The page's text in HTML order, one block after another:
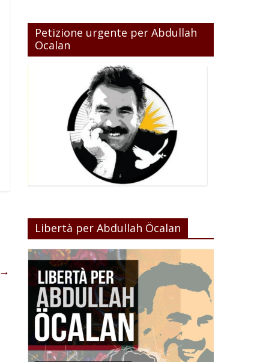
→
Petizione urgente per Abdullah
Ocalan
Libertà per Abdullah Öcalan